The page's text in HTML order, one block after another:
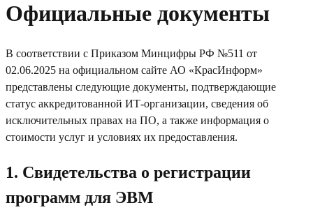
Официальные документы
В соответствии с Приказом Минцифры РФ №511 от
02.06.2025 на официальном сайте АО «КрасИнформ»
представлены следующие документы, подтверждающие
статус аккредитованной ИТ-организации, сведения об
исключительных правах на ПО, а также информация о
стоимости услуг и условиях их предоставления.
1. Свидетельства о регистрации
программ для ЭВМ